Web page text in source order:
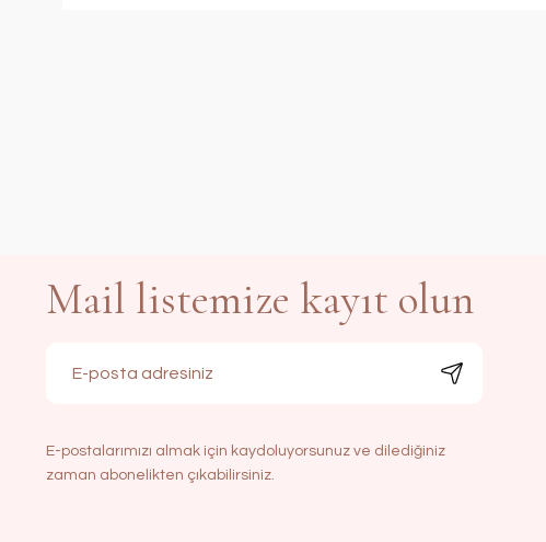
Mail listemize kayıt olun
E-postalarımızı almak için kaydoluyorsunuz ve dilediğiniz
zaman abonelikten çıkabilirsiniz.